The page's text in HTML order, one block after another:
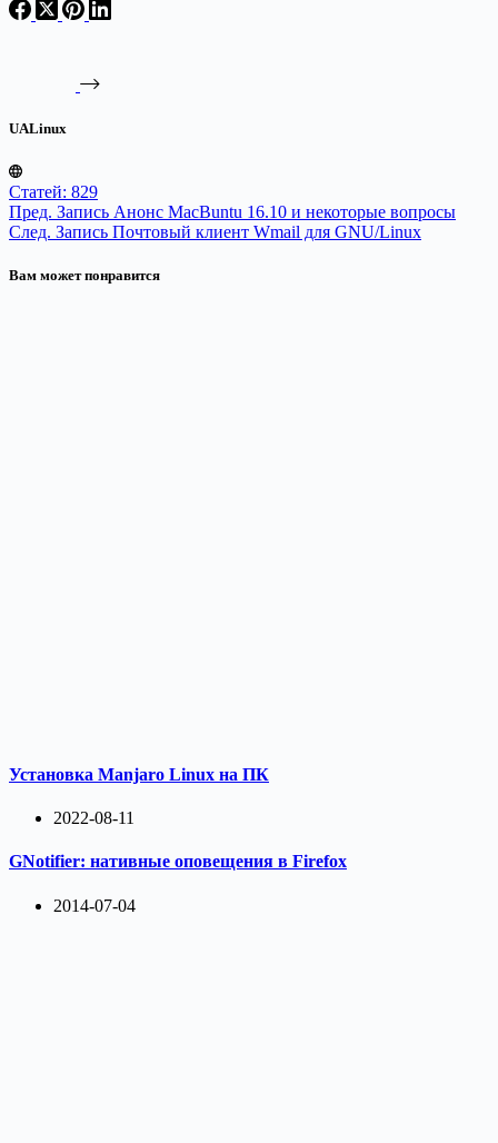
UALinux
Статей: 829
Пред. Запись Анонс MacBuntu 16.10 и некоторые вопросы
След. Запись Почтовый клиент Wmail для GNU/Linux
Вам может понравится
Установка Manjaro Linux на ПК
2022-08-11
GNotifier: нативные оповещения в Firefox
2014-07-04